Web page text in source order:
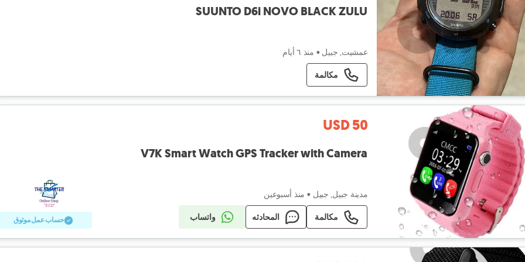
SUUNTO D6i NOVO BLACK ZULU
عمشيت, جبيل • منذ ٦ أيام
مكالمة
USD 50
V7K Smart Watch GPS Tracker with Camera
مدينة جبيل, جبيل • منذ أسبوعين
مكالمة المحادثه واتساب حساب عمل موثوق